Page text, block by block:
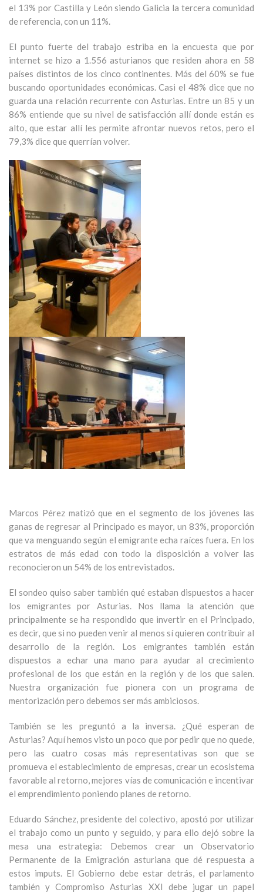
el 13% por Castilla y León siendo Galicia la tercera comunidad
de referencia, con un 11%.
El punto fuerte del trabajo estriba en la encuesta que por
internet se hizo a 1.556 asturianos que residen ahora en 58
países distintos de los cinco continentes. Más del 60% se fue
buscando oportunidades económicas. Casi el 48% dice que no
guarda una relación recurrente con Asturias. Entre un 85 y un
86% entiende que su nivel de satisfacción allí donde están es
alto, que estar allí les permite afrontar nuevos retos, pero el
79,3% dice que querrían volver.
Marcos Pérez matizó que en el segmento de los jóvenes las
ganas de regresar al Principado es mayor, un 83%, proporción
que va menguando según el emigrante echa raíces fuera. En los
estratos de más edad con todo la disposición a volver las
reconocieron un 54% de los entrevistados.
El sondeo quiso saber también qué estaban dispuestos a hacer
los emigrantes por Asturias. Nos llama la atención que
principalmente se ha respondido que invertir en el Principado,
es decir, que si no pueden venir al menos sí quieren contribuir al
desarrollo de la región. Los emigrantes también están
dispuestos a echar una mano para ayudar al crecimiento
profesional de los que están en la región y de los que salen.
Nuestra organización fue pionera con un programa de
mentorización pero debemos ser más ambiciosos.
También se les preguntó a la inversa. ¿Qué esperan de
Asturias? Aquí hemos visto un poco que por pedir que no quede,
pero las cuatro cosas más representativas son que se
promueva el establecimiento de empresas, crear un ecosistema
favorable al retorno, mejores vías de comunicación e incentivar
el emprendimiento poniendo planes de retorno.
Eduardo Sánchez, presidente del colectivo, apostó por utilizar
el trabajo como un punto y seguido, y para ello dejó sobre la
mesa una estrategia: Debemos crear un Observatorio
Permanente de la Emigración asturiana que dé respuesta a
estos imputs. El Gobierno debe estar detrás, el parlamento
también y Compromiso Asturias XXI debe jugar un papel